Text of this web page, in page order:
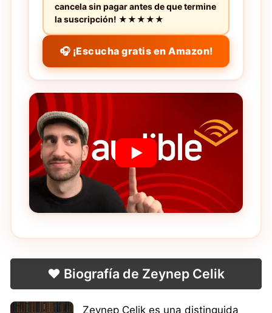
cancela sin pagar antes de que termine
la suscripción! ★★★★★
🎧 ¡Escucha gratis en Amazon!
❤️ Biografía de Zeynep Celik
Zeynep Çelik es una distinguida